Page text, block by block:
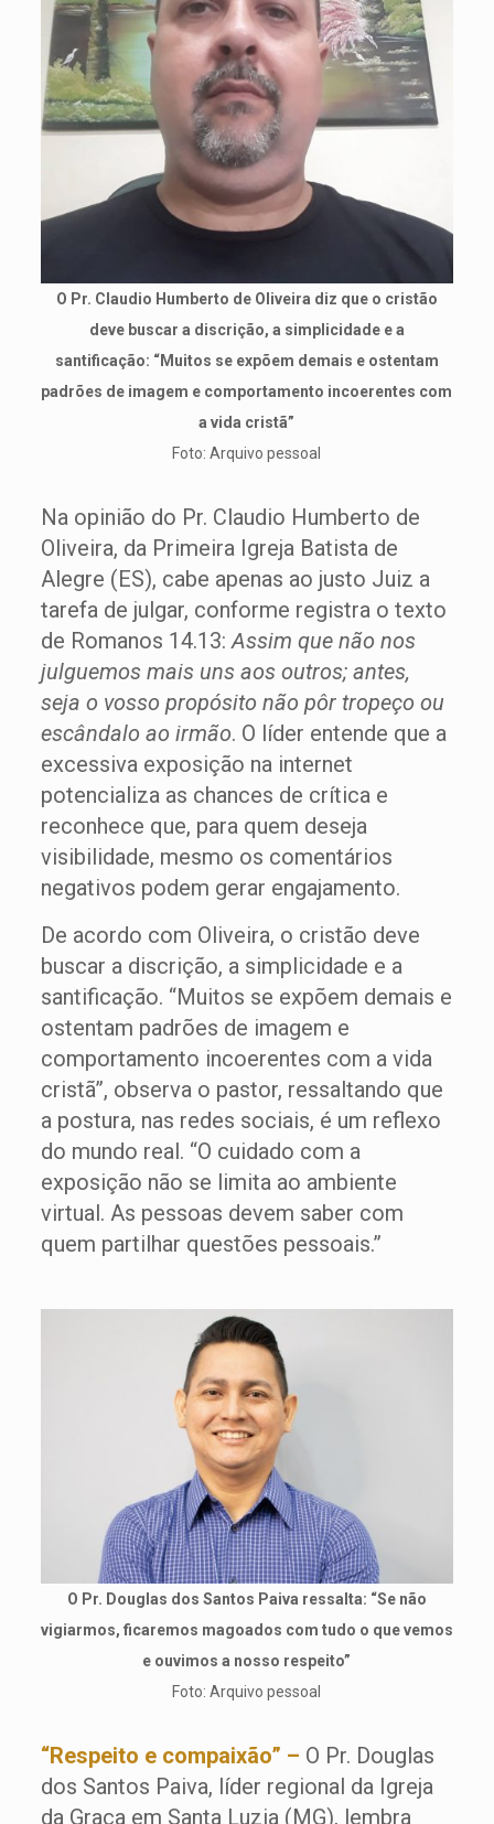
O Pr. Claudio Humberto de Oliveira diz que o cristão
deve buscar a discrição, a simplicidade e a
santificação: “Muitos se expõem demais e ostentam
padrões de imagem e comportamento incoerentes com
a vida cristã”
Foto: Arquivo pessoal
Na opinião do Pr. Claudio Humberto de
Oliveira, da Primeira Igreja Batista de
Alegre (ES), cabe apenas ao justo Juiz a
tarefa de julgar, conforme registra o texto
de Romanos 14.13:Assim que não nos
julguemos mais uns aos outros; antes,
seja o vosso propósito não pôr tropeço ou
escândalo ao irmão. O líder entende que a
excessiva exposição na internet
potencializa as chances de crítica e
reconhece que, para quem deseja
visibilidade, mesmo os comentários
negativos podem gerar engajamento.
De acordo com Oliveira, o cristão deve
buscar a discrição, a simplicidade e a
santificação. “Muitos se expõem demais e
ostentam padrões de imagem e
comportamento incoerentes com a vida
cristã”, observa o pastor, ressaltando que
a postura, nas redes sociais, é um reflexo
do mundo real. “O cuidado com a
exposição não se limita ao ambiente
virtual. As pessoas devem saber com
quem partilhar questões pessoais.”
O Pr. Douglas dos Santos Paiva ressalta: “Se não
vigiarmos, ficaremos magoados com tudo o que vemos
e ouvimos a nosso respeito”
Foto: Arquivo pessoal
“Respeito e compaixão” – O Pr. Douglas
dos Santos Paiva, líder regional da Igreja
da Graça em Santa Luzia (MG), lembra